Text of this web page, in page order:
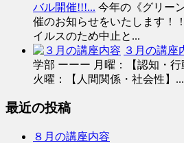
バル開催!!!... 今年の《グリー
催のお知らせをいたします！
イルスのため中止と...
３月の講座
学部 ーーー 月曜：【認知・行
火曜：【人間関係・社会性】...
最近の投稿
８月の講座内容